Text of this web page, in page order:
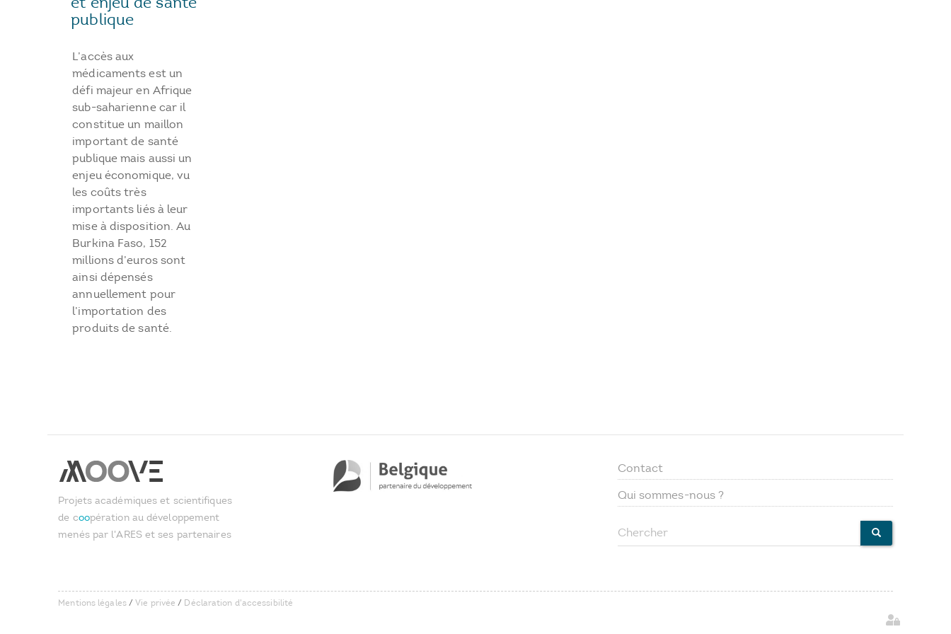
publique
L’accès aux
médicaments est un
défi majeur en Afrique
sub-saharienne car il
constitue un maillon
important de santé
publique mais aussi un
enjeu économique, vu
les coûts très
importants liés à leur
mise à disposition. Au
Burkina Faso, 152
millions d’euros sont
ainsi dépensés
annuellement pour
l’importation des
produits de santé.
Projets académiques et scientifiques
de coopération au développement
menés par l'ARES et ses partenaires
Footer
menu
Contact
Qui sommes-nous ?
Chercher CHERCHER
Mentions légales/Vie privée / Déclaration d'accessibilité